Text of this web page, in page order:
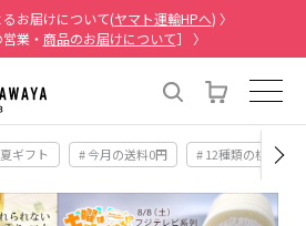
お届けについて(ヤマト運輸HPへ) 〉
業・ 商品のお届けについて］ 〉
ギフト # 今月の送料0円 # 12種類の桃